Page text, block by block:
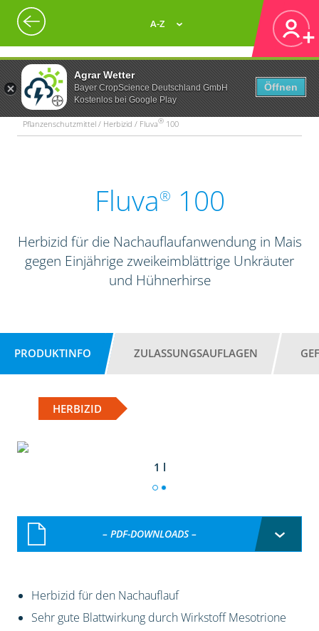
Agrar Wetter
Bayer CropScience Deutschland GmbH
Kostenlos bei Google Play
Öffnen
A-Z
Pflanzenschutzmittel / Herbizid / Fluva® 100
Fluva® 100
Herbizid für die Nachauflaufanwendung in Mais
gegen Einjährige zweikeimblättrige Unkräuter
und Hühnerhirse
PRODUKTINFO ZULASSUNGSAUFLAGEN
HERBIZID
1 l
– PDF-DOWNLOADS –
Herbizid für den Nachauflauf
Sehr gute Blattwirkung durch Wirkstoff Mesotrione